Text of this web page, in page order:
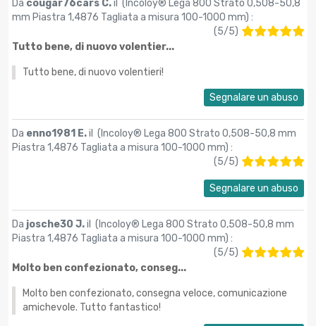
Da cougar76cars C.il (Incoloy® Lega 800 Strato 0,508-50,8
mm Piastra 1,4876 Tagliata a misura 100-1000 mm) :
(5/5)
Tutto bene, di nuovo volentier...
Tutto bene, di nuovo volentieri!
Segnalare un abuso
Da enno1981 E.il (Incoloy® Lega 800 Strato 0,508-50,8 mm
Piastra 1,4876 Tagliata a misura 100-1000 mm) :
(5/5)
Segnalare un abuso
Da josche30 J.il (Incoloy® Lega 800 Strato 0,508-50,8 mm
Piastra 1,4876 Tagliata a misura 100-1000 mm) :
(5/5)
Molto ben confezionato, conseg...
Molto ben confezionato, consegna veloce, comunicazione
amichevole. Tutto fantastico!